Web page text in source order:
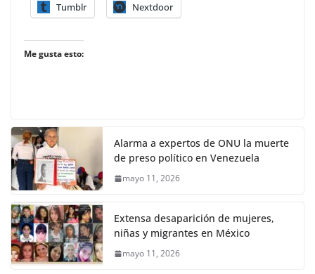
Tumblr Nextdoor
Me gusta esto:
Alarma a expertos de ONU la muerte
de preso político en Venezuela
mayo 11, 2026
Extensa desaparición de mujeres,
niñas y migrantes en México
mayo 11, 2026